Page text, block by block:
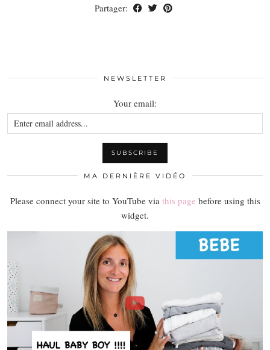
Partager:
NEWSLETTER
Your email:
MA DERNIÈRE VIDÉO
Please connect your site to YouTube via this page before using this
widget.